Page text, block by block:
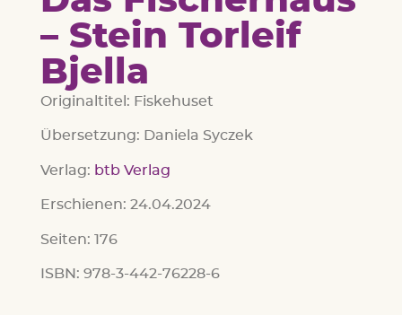
– Stein Torleif
Bjella
Originaltitel: Fiskehuset
Übersetzung: Daniela Syczek
Verlag: btb Verlag
Erschienen: 24.04.2024
Seiten: 176
ISBN: 978-3-442-76228-6